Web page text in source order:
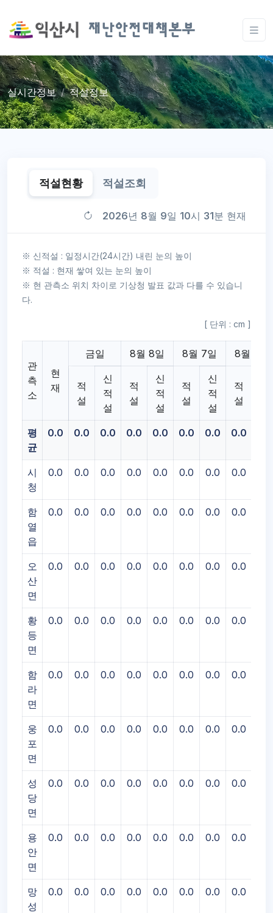
재난안전대책본부
실시간정보 적설정보
적설현황 적설조회
2026년 8월 9일 10시 31분 현재
※ 신적설 : 일정시간(24시간) 내린 눈의 높이
※ 적설 : 현재 쌓여 있는 눈의 높이
※ 현 관측소 위치 차이로 기상청 발표 값과 다를 수 있습니
다.
[ 단위 : cm ]
관
측
소
현
재
금일 8월 8일 8월 7일 8월 6일
적
설
신
적
설
적
설
신
적
설
적
설
신
적
설
적
설
평
균
0.0 0.0 0.0 0.0 0.0 0.0 0.0 0.0
시
청
0.0 0.0 0.0 0.0 0.0 0.0 0.0 0.0
함
열
읍
0.0 0.0 0.0 0.0 0.0 0.0 0.0 0.0
오
산
면
0.0 0.0 0.0 0.0 0.0 0.0 0.0 0.0
황
등
면
0.0 0.0 0.0 0.0 0.0 0.0 0.0 0.0
함
라
면
0.0 0.0 0.0 0.0 0.0 0.0 0.0 0.0
웅
포
면
0.0 0.0 0.0 0.0 0.0 0.0 0.0 0.0
성
당
면
0.0 0.0 0.0 0.0 0.0 0.0 0.0 0.0
용
안
면
0.0 0.0 0.0 0.0 0.0 0.0 0.0 0.0
망
성
0.0 0.0 0.0 0.0 0.0 0.0 0.0 0.0